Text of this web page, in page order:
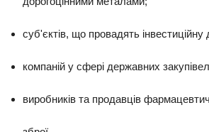
суб'єктів, що провадять інвестиційну
компаній у сфері державних
виробників та продавців